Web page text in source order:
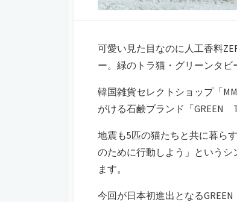
可愛い見た目なのに人工香料
ー。緑のトラ猫・グリーンタ
韓国雑貨セレクトショップ「
がける石鹸ブランド「GREEN
地震も5匹の猫たちと共に暮ら
のために行動しよう」という
ます。
今回が日本初進出となる